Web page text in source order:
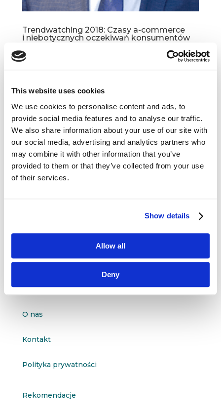
This website uses cookies
We use cookies to personalise content and ads, to
provide social media features and to analyse our traffic.
We also share information about your use of our site with
our social media, advertising and analytics partners who
may combine it with other information that you’ve
provided to them or that they’ve collected from your use
of their services.
Show details
Allow all
Deny
Trendwatching 2018: Czasy a-commerce
i niebotycznych oczekiwań konsumentów
Świeżo opublikowany Trend Report 2018 to jak
do działania. Nawet jeśli niektóre wizje z pozoru
wydają się zbyt odległe, to analiza konkretnych
case’ów z mijającego roku jest koronnym
dowodem...
Dane kontaktowe
ul. Organizacji WiN 83/7
 601 098 038
questus@questus.pl
O nas
Kontakt
Polityka prywatności
Rekomendacje